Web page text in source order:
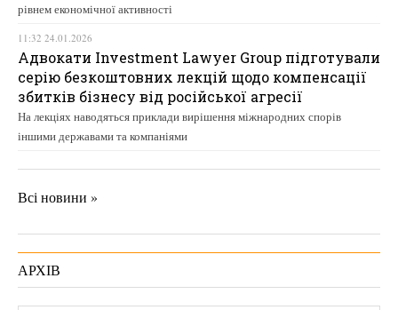
рівнем економічної активності
11:32 24.01.2026
Адвокати Investment Lawyer Group підготували
серію безкоштовних лекцій щодо компенсації
збитків бізнесу від російської агресії
На лекціях наводяться приклади вирішення міжнародних спорів
іншими державами та компаніями
Всі новини »
АРХІВ